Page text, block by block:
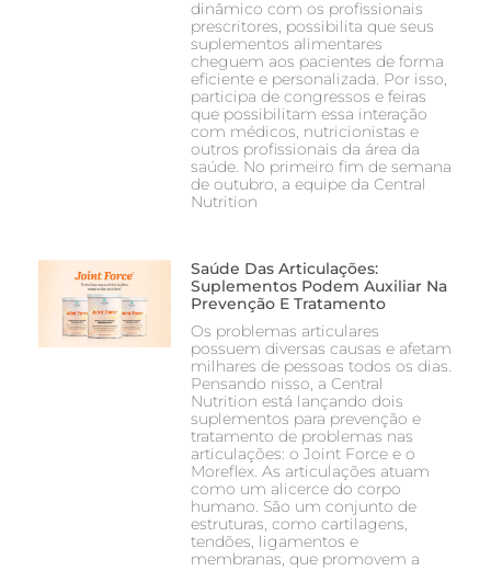
dinâmico com os profissionais
prescritores, possibilita que seus
suplementos alimentares
cheguem aos pacientes de forma
eficiente e personalizada. Por isso,
participa de congressos e feiras
que possibilitam essa interação
com médicos, nutricionistas e
outros profissionais da área da
saúde. No primeiro fim de semana
de outubro, a equipe da Central
Nutrition
Saúde Das Articulações:
Suplementos Podem Auxiliar Na
Prevenção E Tratamento
Os problemas articulares
possuem diversas causas e afetam
milhares de pessoas todos os dias.
Pensando nisso, a Central
Nutrition está lançando dois
suplementos para prevenção e
tratamento de problemas nas
articulações: o Joint Force e o
Moreflex. As articulações atuam
como um alicerce do corpo
humano. São um conjunto de
estruturas, como cartilagens,
tendões, ligamentos e
membranas, que promovem a